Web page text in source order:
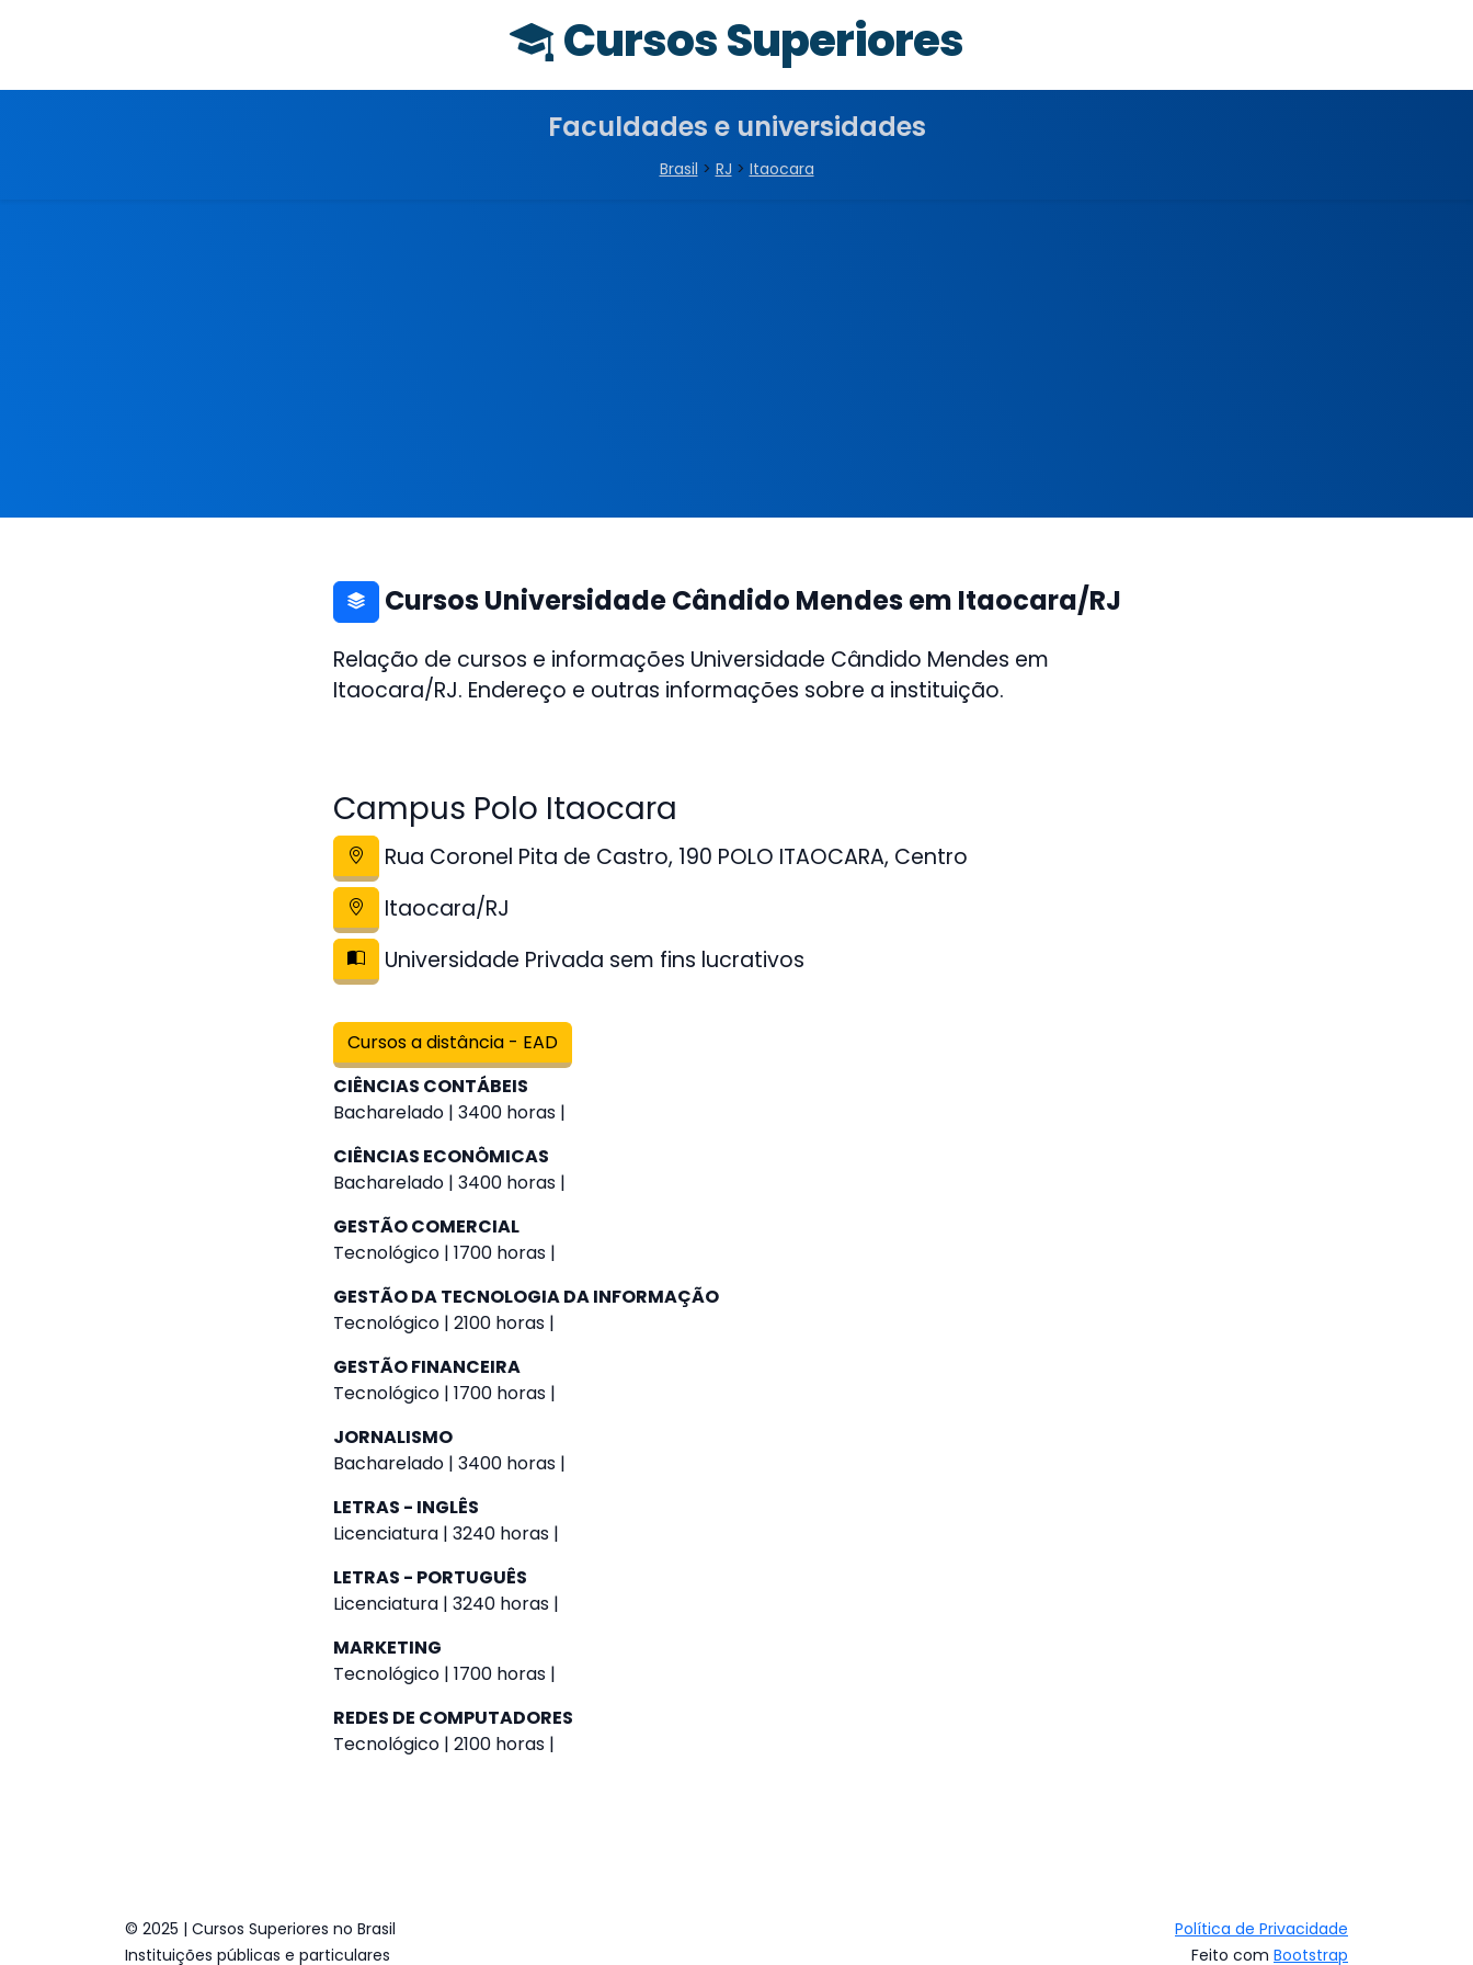
Cursos Superiores
Faculdades e universidades
Brasil > RJ > Itaocara
Cursos Universidade Cândido Mendes em Itaocara/RJ
Relação de cursos e informações Universidade Cândido Mendes em
Itaocara/RJ. Endereço e outras informações sobre a instituição.
Campus Polo Itaocara
Rua Coronel Pita de Castro, 190 POLO ITAOCARA, Centro
Itaocara/RJ
Universidade Privada sem fins lucrativos
Cursos a distância - EAD
CIÊNCIAS CONTÁBEIS
Bacharelado | 3400 horas |
CIÊNCIAS ECONÔMICAS
Bacharelado | 3400 horas |
GESTÃO COMERCIAL
Tecnológico | 1700 horas |
GESTÃO DA TECNOLOGIA DA INFORMAÇÃO
Tecnológico | 2100 horas |
GESTÃO FINANCEIRA
Tecnológico | 1700 horas |
JORNALISMO
Bacharelado | 3400 horas |
LETRAS - INGLÊS
Licenciatura | 3240 horas |
LETRAS - PORTUGUÊS
Licenciatura | 3240 horas |
MARKETING
Tecnológico | 1700 horas |
REDES DE COMPUTADORES
Tecnológico | 2100 horas |
© 2025 | Cursos Superiores no Brasil
Instituições públicas e particulares
Política de Privacidade
Feito com Bootstrap